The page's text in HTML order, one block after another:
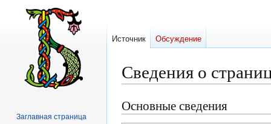
Сведения о
Перейти
к
Перейти
к
Основные сведения
Источник Обсуждение
Заглавная страница